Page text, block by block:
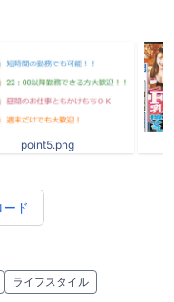
point5.png
ド
ライフスタイル